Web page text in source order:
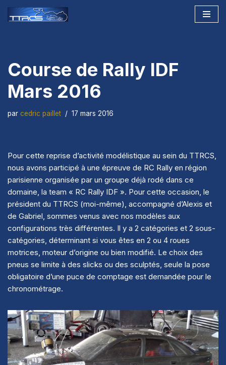
Course de Rally IDF
Mars 2016
par cedric paillet 17 mars 2016
Pour cette reprise d’activité modélistique au sein du TTRCS,
nous avons participé à une épreuve de RC Rally en région
parisienne organisée par un groupe déjà rodé dans ce
domaine, la team « RC Rally IDF ». Pour cette occasion, le
président du TTRCS (moi-même), accompagné d’Alexis et
de Gabriel, sommes venus avec nos modèles aux
configurations très différentes. Il y a 2 catégories et 2 sous-
catégories, déterminant si vous êtes en 2 ou 4 roues
motrices, moteur d’origine ou bien modifié. Le choix des
pneus se limite à des slicks ou des sculptés, seule la pose
obligatoire d’une puce de comptage est demandée pour le
chronométrage.